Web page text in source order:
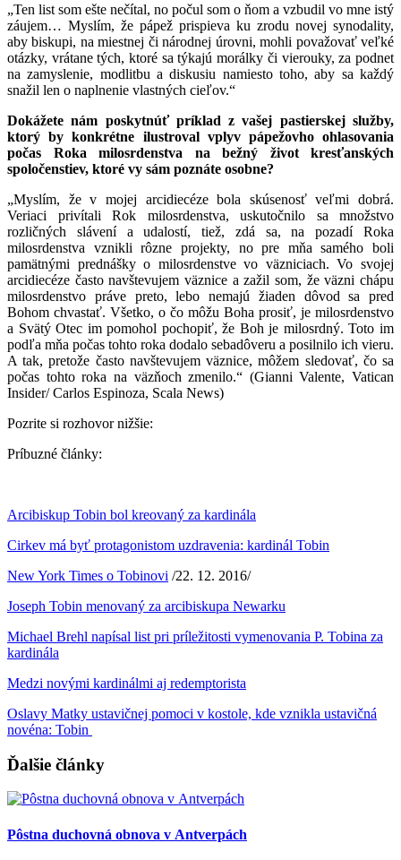
„Ten list som ešte nečítal, no počul som o ňom a vzbudil vo mne istý
záujem… Myslím, že pápež prispieva ku zrodu novej synodality,
aby biskupi, na miestnej či národnej úrovni, mohli považovať veľké
otázky, vrátane tých, ktoré sa týkajú morálky či vierouky, za podnet
na zamyslenie, modlitbu a diskusiu namiesto toho, aby sa každý
snažil len o naplnenie vlastných cieľov.“
Dokážete nám poskytnúť príklad z vašej pastierskej služby,
ktorý by konkrétne ilustroval vplyv pápežovho ohlasovania
počas Roka milosrdenstva na bežný život kresťanských
spoločenstiev, ktoré vy sám poznáte osobne?
„Myslím, že v mojej arcidiecéze bola skúsenosť veľmi dobrá.
Veriaci privítali Rok milosrdenstva, uskutočnilo sa množstvo
rozličných slávení a udalostí, tiež, zdá sa, na pozadí Roka
milosrdenstva vznikli rôzne projekty, no pre mňa samého boli
pamätnými prednášky o milosrdenstve vo väzniciach. Vo svojej
arcidiecéze často navštevujem väznice a zažil som, že väzni chápu
milosrdenstvo práve preto, lebo nemajú žiaden dôvod sa pred
Bohom chvastať. Všetko, o čo môžu Boha prosiť, je milosrdenstvo
a Svätý Otec im pomohol pochopiť, že Boh je milosrdný. Toto im
podľa mňa počas tohto roka dodalo sebadôveru a posilnilo ich vieru.
A tak, pretože často navštevujem väznice, môžem sledovať, čo sa
počas tohto roka na väzňoch zmenilo.“ (Gianni Valente, Vatican
Insider/ Carlos Espinoza, Scala News)
Pozrite si rozhovor nižšie:
Príbuzné články:
Arcibiskup Tobin bol kreovaný za kardinála
Cirkev má byť protagonistom uzdravenia: kardinál Tobin
New York Times o Tobinovi /22. 12. 2016/
Joseph Tobin menovaný za arcibiskupa Newarku
Michael Brehl napísal list pri príležitosti vymenovania P. Tobina za
kardinála
Medzi novými kardinálmi aj redemptorista
Oslavy Matky ustavičnej pomoci v kostole, kde vznikla ustavičná
novéna: Tobin
Ďalšie články
Pôstna duchovná obnova v Antverpách